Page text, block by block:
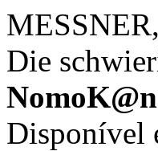
Die
Disponível